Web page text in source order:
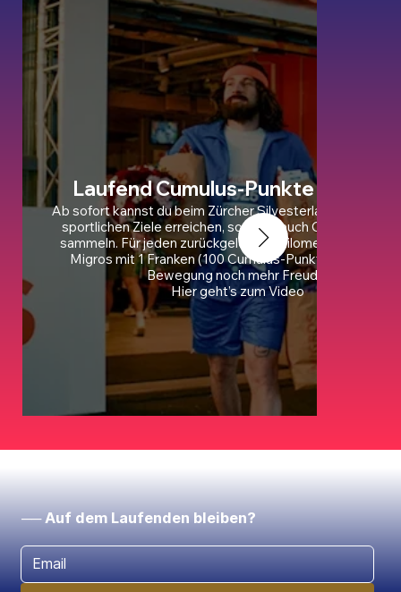
Laufend Cumulus-Punkte
Ab sofort kannst du beim Zürcher Silvesterlauf nicht nur
sportlichen Ziele erreichen, sondern auch Cumulus-
sammeln. Für jeden zurückgelegten Kilometer belohnt
Migros mit 1 Franken (100 Cumulus-Punkten). So
Bewegung noch mehr Freude.
Hier geht’s zum Video
── Auf dem Laufenden bleiben?